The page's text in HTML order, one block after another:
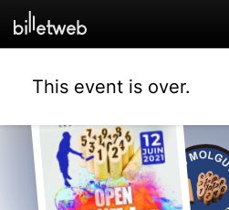
This event is over.